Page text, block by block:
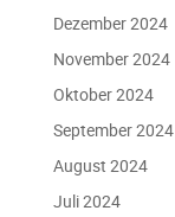
Dezember 2024
November 2024
Oktober 2024
September 2024
August 2024
Juli 2024